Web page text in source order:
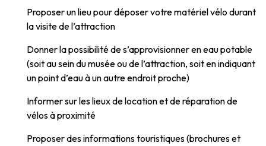
Proposer un lieu pour déposer votre matériel vélo durant
la visite de l’attraction
Donner la possibilité de s’approvisionner en eau potable
(soit au sein du musée ou de l’attraction, soit en indiquant
un point d’eau à un autre endroit proche)
Informer sur les lieux de location et de réparation de
vélos à proximité
Proposer des informations touristiques (brochures et